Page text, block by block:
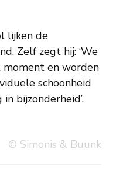
bijzonderheid’.
© Simonis & Buunk